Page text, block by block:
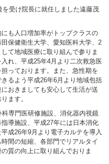
受け院長に就任しました遠藤茂
も人口増加率がトップクラスの
保健衛生大学、愛知医科大学、2
て地域医療に取り組んで参りま
れ、平成25年4月より二次救急医
っております。また、急性期を
るよう平成26年6月より地域包括
おきましても安心して生活が送
ます。
専門医研修施設、消化器内視鏡
導施設、平成27年には日本消化
成26年9月より電子カルテを導入
間の短縮、各部門でリアルタイ
質の向上に取り組んでおりま